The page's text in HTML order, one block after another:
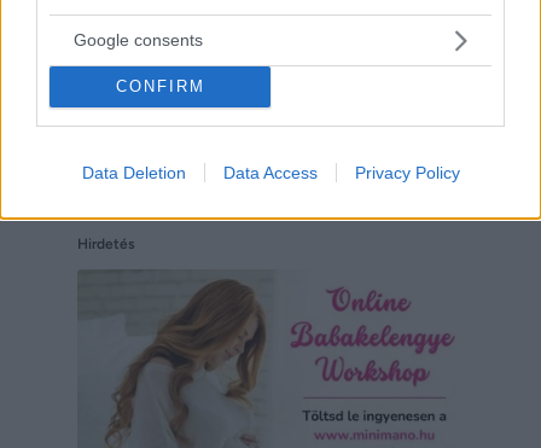
Google consents
CONFIRM
Data Deletion Data Access Privacy Policy
Hirdetés